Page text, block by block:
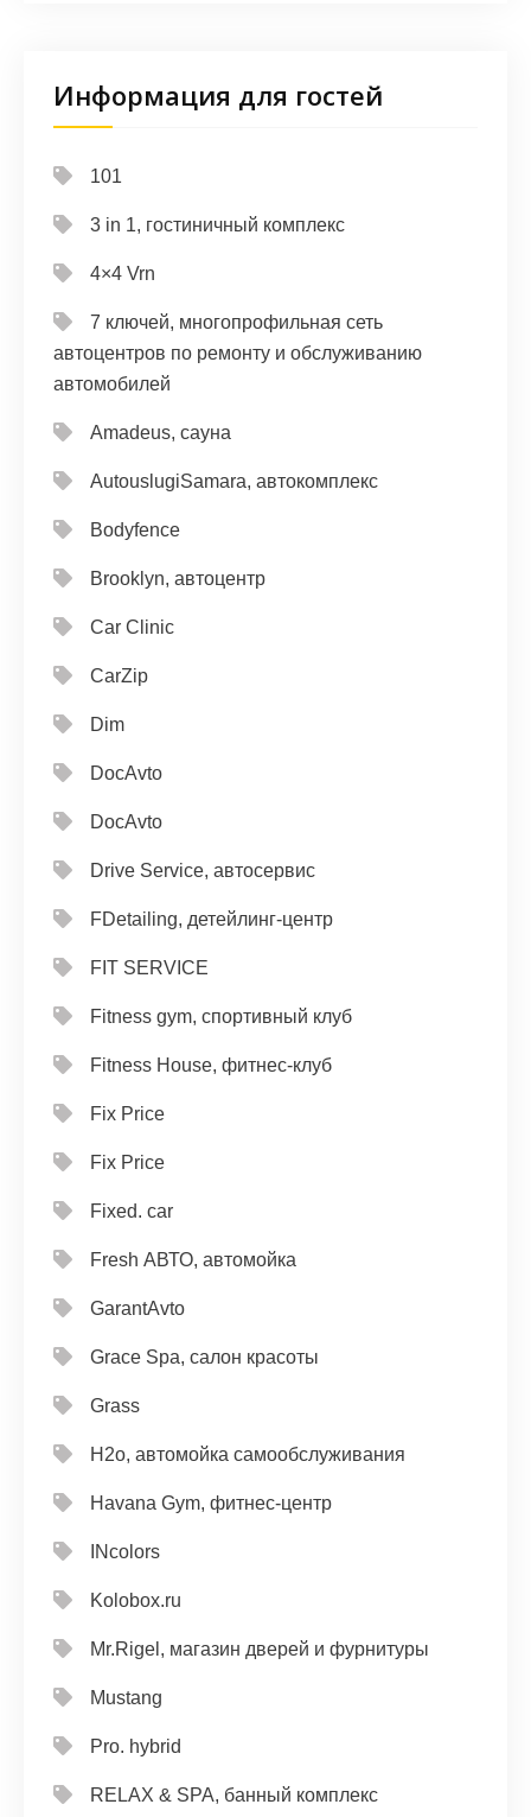
Информация для гостей
101
3 in 1, гостиничный комплекс
4×4 Vrn
7 ключей, многопрофильная сеть
автоцентров по ремонту и обслуживанию
автомобилей
Amadeus, сауна
AutouslugiSamara, автокомплекс
Bodyfence
Brooklyn, автоцентр
Car Clinic
CarZip
Dim
DocAvto
DocAvto
Drive Service, автосервис
FDetailing, детейлинг-центр
FIT SERVICE
Fitness gym, спортивный клуб
Fitness House, фитнес-клуб
Fix Price
Fix Price
Fixed. car
Fresh АВТО, автомойка
GarantAvto
Grace Spa, салон красоты
Grass
H2o, автомойка самообслуживания
Havana Gym, фитнес-центр
INcolors
Kolobox.ru
Mr.Rigel, магазин дверей и фурнитуры
Mustang
Pro. hybrid
RELAX & SPA, банный комплекс